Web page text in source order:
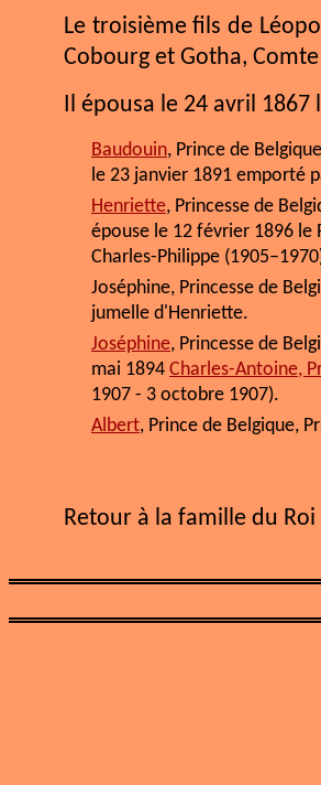
Le troisième fils de
Cobourg et Gotha,
Il épousa le 24 avril
Baudouin, Prince de
le 23 janvier 1891 emporté
Henriette, Princesse de
épouse le 12 février 1896 le
Charles-Philippe
Joséphine, Princesse de
jumelle d'Henriette.
Joséphine, Princesse de
mai 1894 Charles-Antoine,
1907 - 3 octobre 1907).
Albert, Prince de Belgique,
Retour à la famille du Roi